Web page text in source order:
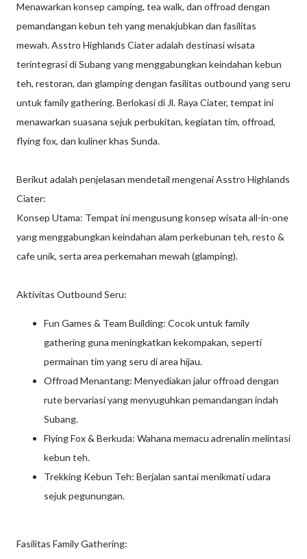
Menawarkan konsep camping, tea walk, dan offroad dengan
pemandangan kebun teh yang menakjubkan dan fasilitas
mewah. Asstro Highlands Ciater adalah destinasi wisata
terintegrasi di Subang yang menggabungkan keindahan kebun
teh, restoran, dan glamping dengan fasilitas outbound yang seru
untuk family gathering. Berlokasi di Jl. Raya Ciater, tempat ini
menawarkan suasana sejuk perbukitan, kegiatan tim, offroad,
flying fox, dan kuliner khas Sunda.
Berikut adalah penjelasan mendetail mengenai Asstro Highlands
Ciater:
Konsep Utama: Tempat ini mengusung konsep wisata all-in-one
yang menggabungkan keindahan alam perkebunan teh, resto &
cafe unik, serta area perkemahan mewah (glamping).
Aktivitas Outbound Seru:
Fun Games & Team Building: Cocok untuk family
gathering guna meningkatkan kekompakan, seperti
permainan tim yang seru di area hijau.
Offroad Menantang: Menyediakan jalur offroad dengan
rute bervariasi yang menyuguhkan pemandangan indah
Subang.
Flying Fox & Berkuda: Wahana memacu adrenalin melintasi
kebun teh.
Trekking Kebun Teh: Berjalan santai menikmati udara
sejuk pegunungan.
Fasilitas Family Gathering: